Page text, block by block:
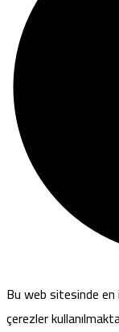
Bu web sitesinde en
çerezler